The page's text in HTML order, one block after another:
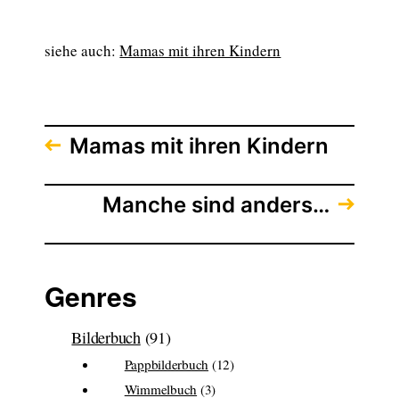
siehe auch:Mamas mit ihren Kindern
Mamas mit ihren Kindern
Manche sind anders…
Genres
Bilderbuch(91)
Pappbilderbuch (12)
Wimmelbuch (3)